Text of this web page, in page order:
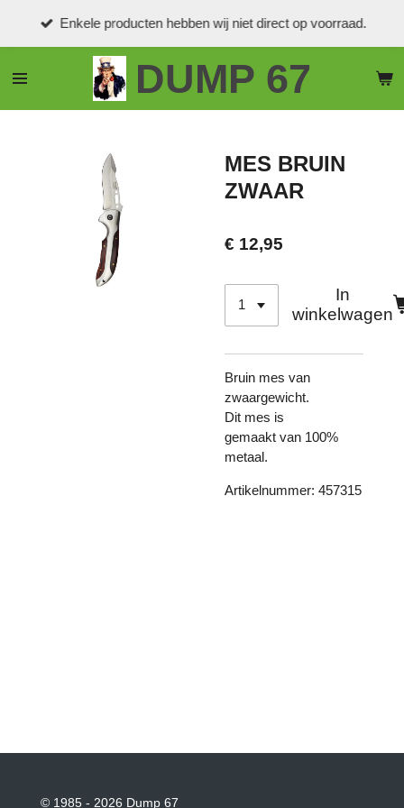
de
DUMP 67
Enkele producten hebben wij niet direct op voorraad.
MES BRUIN
ZWAAR
€ 12,95
In
winkelwagen
Bruin mes van
zwaargewicht.
Dit mes is
gemaakt van 100%
metaal.
Artikelnummer: 457315
© 1985 - 2026 Dump 67